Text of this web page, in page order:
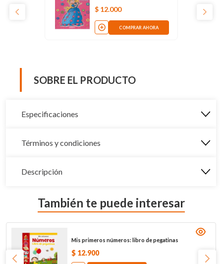
$ 12.000
COMPRAR AHORA
SOBRE EL PRODUCTO
Especificaciones
Términos y condiciones
Descripción
También te puede interesar
Mis primeros números: libro de pegatinas
$ 12.900